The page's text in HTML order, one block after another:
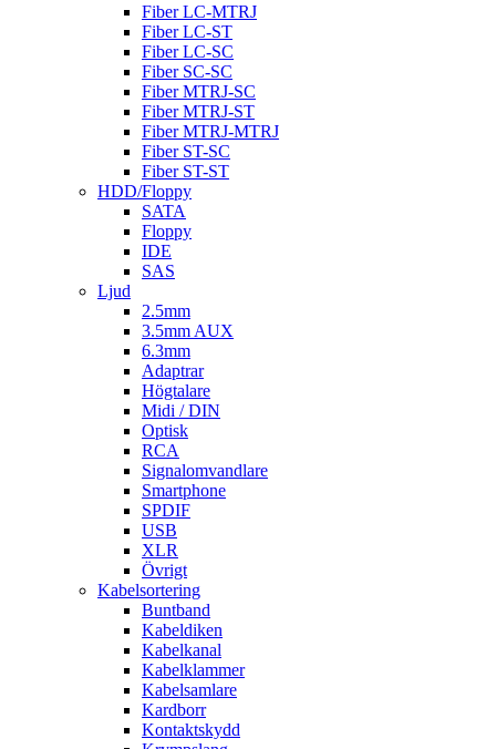
Fiber LC-MTRJ
Fiber LC-ST
Fiber LC-SC
Fiber SC-SC
Fiber MTRJ-SC
Fiber MTRJ-ST
Fiber MTRJ-MTRJ
Fiber ST-SC
Fiber ST-ST
HDD/Floppy
SATA
Floppy
IDE
SAS
Ljud
2.5mm
3.5mm AUX
6.3mm
Adaptrar
Högtalare
Midi / DIN
Optisk
RCA
Signalomvandlare
Smartphone
SPDIF
USB
XLR
Övrigt
Kabelsortering
Buntband
Kabeldiken
Kabelkanal
Kabelklammer
Kabelsamlare
Kardborr
Kontaktskydd